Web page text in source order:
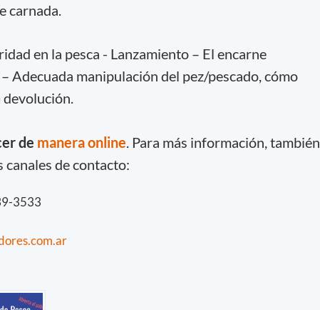
carnada.
en la pesca - Lanzamiento – El encarne
Adecuada manipulación del pez/pescado, cómo
de manera online . Para más información, también
de contacto:
3533